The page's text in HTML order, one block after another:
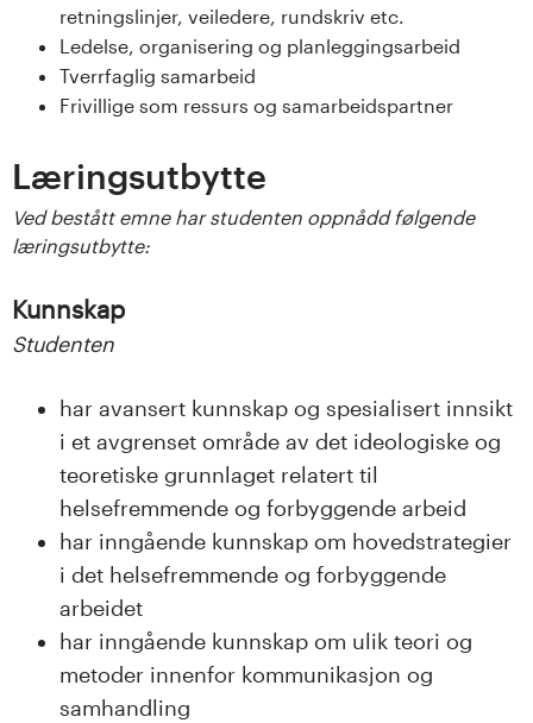
e
t
retningslinjer, veiledere, rundskriv etc.
Ledelse, organisering og planleggingsarbeid
Tverrfaglig samarbeid
Frivillige som ressurs og samarbeidspartner
Læringsutbytte
Ved bestått emne har studenten oppnådd følgende
læringsutbytte:
Kunnskap
Studenten
har avansert kunnskap og spesialisert innsikt
i et avgrenset område av det ideologiske og
teoretiske grunnlaget relatert til
helsefremmende og forbyggende arbeid
har inngående kunnskap om hovedstrategier
i det helsefremmende og forbyggende
arbeidet
har inngående kunnskap om ulik teori og
metoder innenfor kommunikasjon og
samhandling